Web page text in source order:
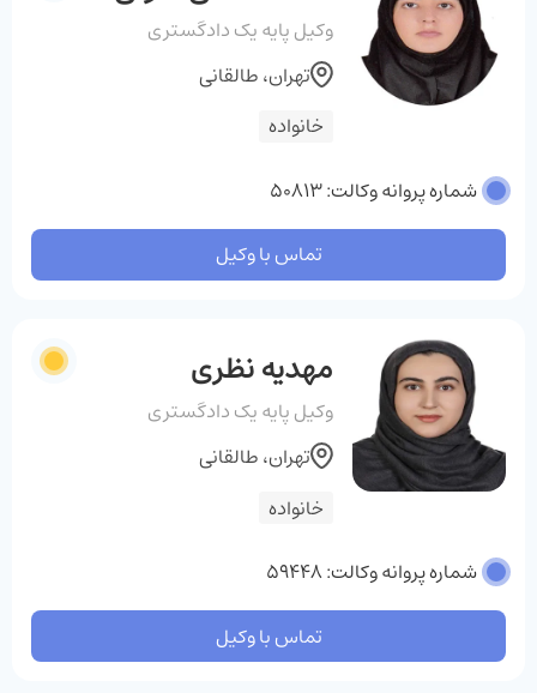
وکیل پایه یک دادگستری
خانواده
تهران، طالقانی
شماره پروانه وکالت: 50813
تماس با وکیل
مهدیه نظری
وکیل پایه یک دادگستری
خانواده
تهران، طالقانی
شماره پروانه وکالت: 59448
تماس با وکیل